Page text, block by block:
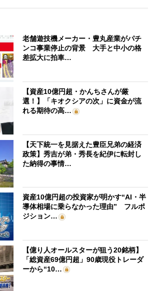
老舗遊技機メーカー・豊丸産業がパチ
ンコ事業停止の背景 大手と中小の格
差拡大に拍車…
【資産10億円超・かんちさんが厳
選！】「キオクシアの次」に資金が流
れる期待の高…
【天下統一を見据えた豊臣兄弟の経済
政策】秀吉が弟・秀長を紀伊に転封し
た納得の事情…
資産10億円超の投資家が明かす“AI・半
導体相場に乗らなかった理由” フルポ
ジション…
【億り人オールスターが狙う20銘柄】
「総資産69億円超」90歳現役トレーダ
ーから“10…